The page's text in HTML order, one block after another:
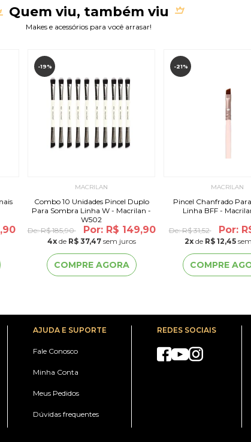
Quem viu, também viu
Makes e acessórios para você arrasar!
-19%
MACRILAN
Combo 10 Unidades Pincel Duplo
Para Sombra Linha W - Macrilan -
W502
De:R$ 185,90 Por: R$ 149,90
4xde R$ 37,47sem juros
COMPRE AGORA
-21%
MACRILAN
Pincel Chanfrado
Linha BFF -
De:R$ 31,52 Por:
2xde R$ 12,45
COMPRE
AJUDA E SUPORTE
Fale Conosco
Minha Conta
Meus Pedidos
Dúvidas frequentes
REDES SOCIAIS